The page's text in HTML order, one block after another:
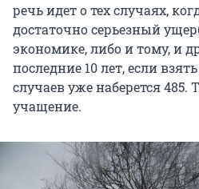
речь идет о тех случаях,
достаточно серьезный
экономике, либо и тому, и
последние 10 лет, если
случаев уже наберется 485.
учащение.